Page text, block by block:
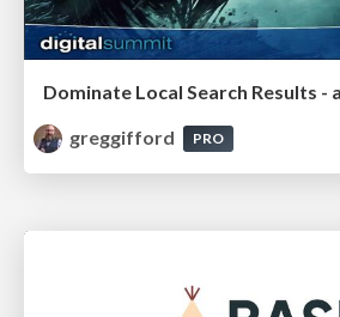
greggifford
PRO